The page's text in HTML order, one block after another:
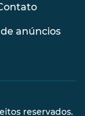
anúncios
reservados.